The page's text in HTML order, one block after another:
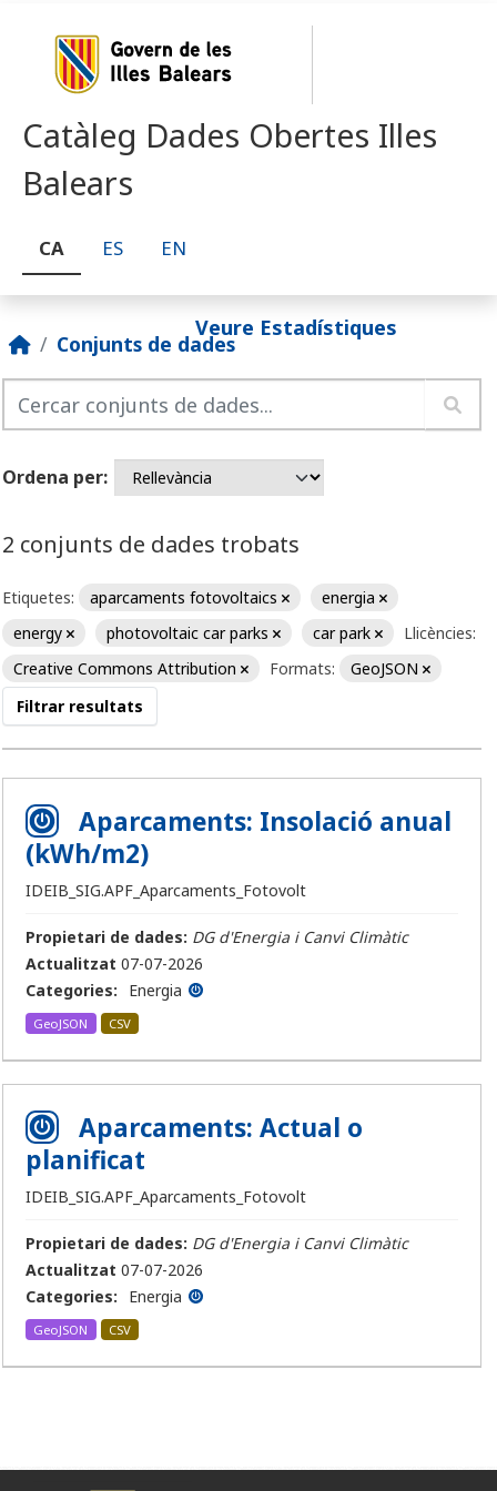
Catàleg Dades Obertes Illes
Balears
CA ES EN
Veure Estadístiques
Conjunts de dades
Ordena per
2 conjunts de dades trobats
Etiquetes: aparcaments fotovoltaics
energia
energy
photovoltaic car parks car park
Llicències:
Creative Commons Attribution
Formats:
GeoJSON
Filtrar resultats
Aparcaments: Insolació anual
(kWh/m2)
IDEIB_SIG.APF_Aparcaments_Fotovolt
Propietari de dades: DG d'Energia i Canvi Climàtic
Actualitzat 07-07-2026
Categories:
Energia
GeoJSON CSV
Aparcaments: Actual o
planificat
IDEIB_SIG.APF_Aparcaments_Fotovolt
Propietari de dades: DG d'Energia i Canvi Climàtic
Actualitzat 07-07-2026
Categories:
Energia
GeoJSON CSV